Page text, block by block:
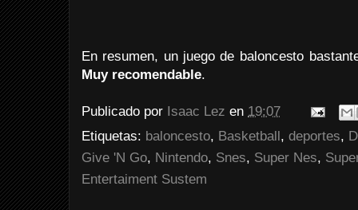
En resumen, un juego de baloncesto
Muy recomendable.
Publicado por Isaac Lez en 19:07
Etiquetas: baloncesto, Basketball, deportes,
Give 'N Go, Nintendo, Snes, Super Nes,
Entertaiment Sustem